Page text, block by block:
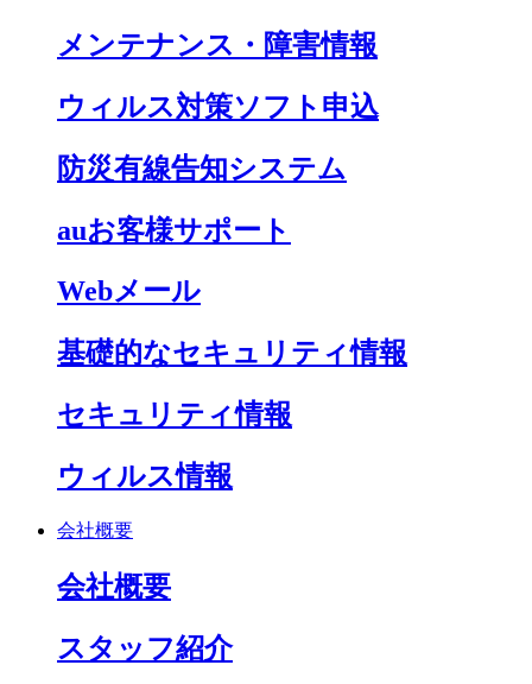
メンテナンス・障害情報
ウィルス対策ソフト申込
防災有線告知システム
auお客様サポート
Webメール
基礎的なセキュリティ情報
セキュリティ情報
ウィルス情報
会社概要
会社概要
スタッフ紹介